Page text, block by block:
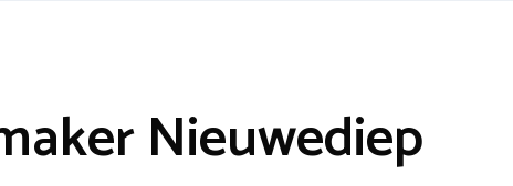
Nieuwediep